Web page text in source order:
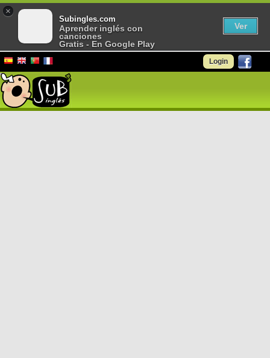
Login
×
Subingles.com
Aprender inglés con
canciones
Gratis - En Google Play
Ver